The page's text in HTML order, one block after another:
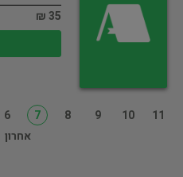
35 ₪
6 7 8 9 10
11
אחרון